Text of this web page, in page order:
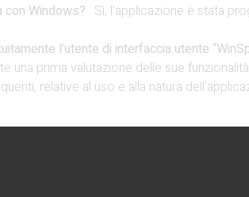
con Windows? : Sì, l’applicazione è stata
l’utente di interfaccia utente
una prima valutazione delle sue
relative al uso e alla natura